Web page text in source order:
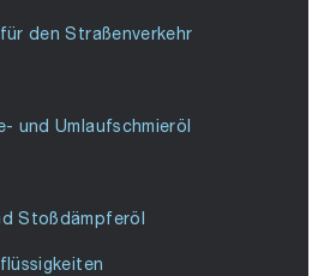
den Straßenverkehr
und Umlaufschmieröl
Stoßdämpferöl